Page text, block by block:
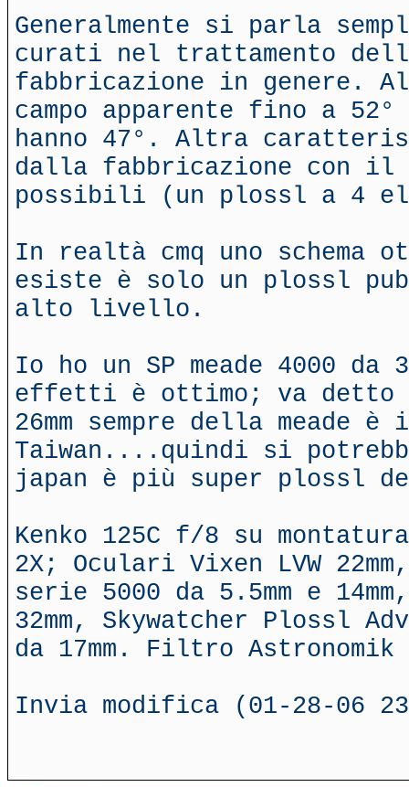
Generalmente si parla
curati nel trattamento
fabbricazione in genere.
campo apparente fino a
hanno 47°. Altra
dalla fabbricazione con il
possibili (un plossl a 4
In realtà cmq uno schema
esiste è solo un plossl
alto livello.
Io ho un SP meade 4000 da
effetti è ottimo; va detto
26mm sempre della meade è
Taiwan....quindi si
japan è più super plossl
Kenko 125C f/8 su
2X; Oculari Vixen LVW
serie 5000 da 5.5mm e
32mm, Skywatcher Plossl
da 17mm. Filtro Astronomik
Invia modifica (01-28-06